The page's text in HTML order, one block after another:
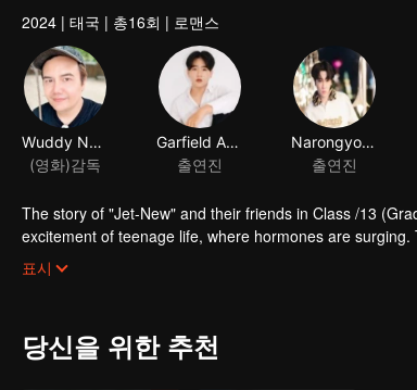
2024 | 태국 | 총16회 | 로맨스
The story of "Jet-New" and their friends in Class /13
excitement of teenage life, where hormones are
filled with conflicts and complexities. Life in an all-boys
teenagers' curiosity about life, the unknown within their
표시
당신을 위한 추천